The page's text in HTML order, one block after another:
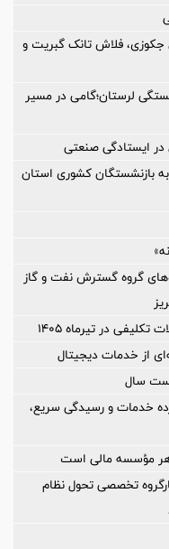
جکوزی، فلاش تانک گبریت و
لرستان؛گامی در مسیر
در ایستادگی صنعتی
به بازنشستگان کشوری استان
گروه گسترش نفت و گاز
از خدمات دیجیتال
خدمات و رسیدگی سریع،
هر مؤسسه مالی است
تخصصی تحول نظام